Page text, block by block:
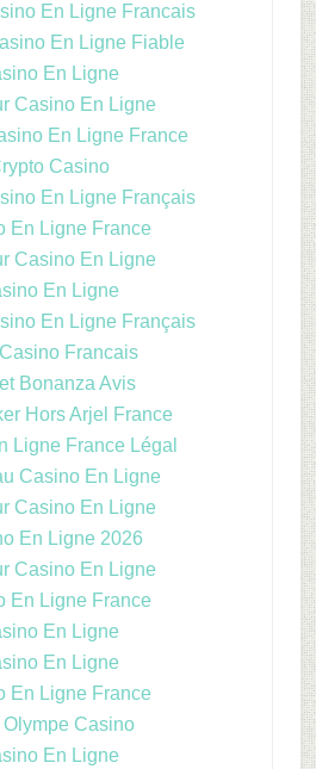
En Ligne Francais
En Ligne Fiable
En Ligne
Casino En Ligne
En Ligne France
Casino
En Ligne Français
En Ligne France
Casino En Ligne
En Ligne
En Ligne Français
Francais
Bonanza Avis
Hors Arjel France
Ligne France Légal
Casino En Ligne
Casino En Ligne
En Ligne 2026
Casino En Ligne
En Ligne France
En Ligne
En Ligne
En Ligne France
Olympe Casino
En Ligne